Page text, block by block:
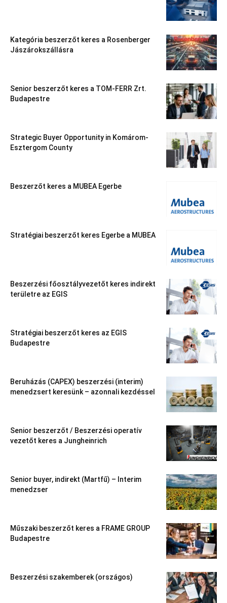
Kategória beszerzőt keres a Rosenberger
Jászárokszállásra
Senior beszerzőt keres a TOM-FERR Zrt.
Budapestre
Strategic Buyer Opportunity in Komárom-
Esztergom County
Beszerzőt keres a MUBEA Egerbe
Stratégiai beszerzőt keres Egerbe a MUBEA
Beszerzési főosztályvezetőt keres indirekt
területre az EGIS
Stratégiai beszerzőt keres az EGIS
Budapestre
Beruházás (CAPEX) beszerzési (interim)
menedzsert keresünk – azonnali kezdéssel
Senior beszerzőt / Beszerzési operatív
vezetőt keres a Jungheinrich
Senior buyer, indirekt (Martfű) – Interim
menedzser
Műszaki beszerzőt keres a FRAME GROUP
Budapestre
Beszerzési szakemberek (országos)